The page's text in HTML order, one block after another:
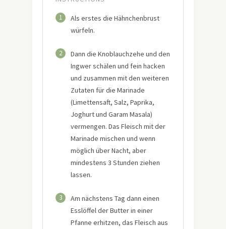
1
Als erstes die Hähnchenbrust
würfeln.
2
Dann die Knoblauchzehe und den
Ingwer schälen und fein hacken
und zusammen mit den weiteren
Zutaten für die Marinade
(Limettensaft, Salz, Paprika,
Joghurt und Garam Masala)
vermengen. Das Fleisch mit der
Marinade mischen und wenn
möglich über Nacht, aber
mindestens 3 Stunden ziehen
lassen.
3
Am nächstens Tag dann einen
Esslöffel der Butter in einer
Pfanne erhitzen, das Fleisch aus